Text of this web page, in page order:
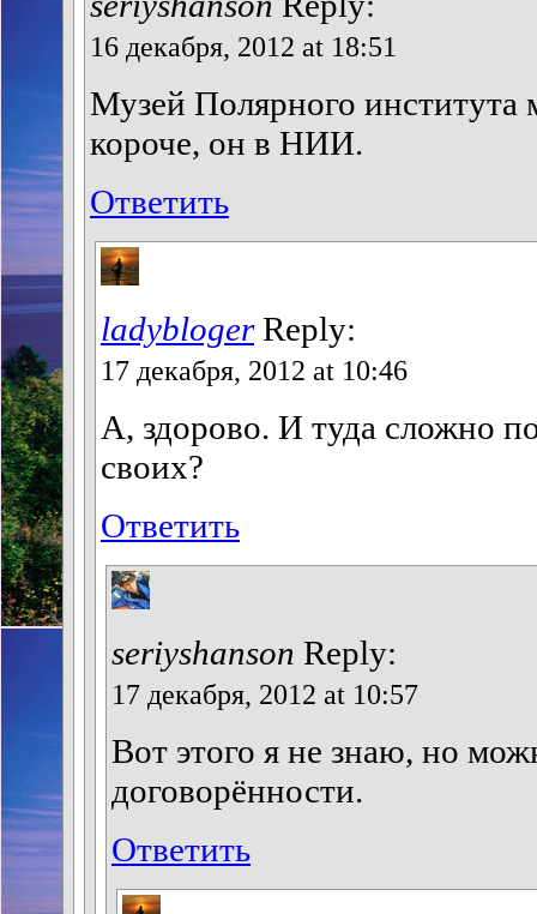
16 декабря, 2012 at 18:51
Музей Полярного института
короче, он в НИИ.
Ответить
ladyblogerReply:
17 декабря, 2012 at 10:46
А, здорово. И туда сложно
своих?
Ответить
seriyshanson Reply:
17 декабря, 2012 at 10:57
Вот этого я не знаю, но
договорённости.
Ответить